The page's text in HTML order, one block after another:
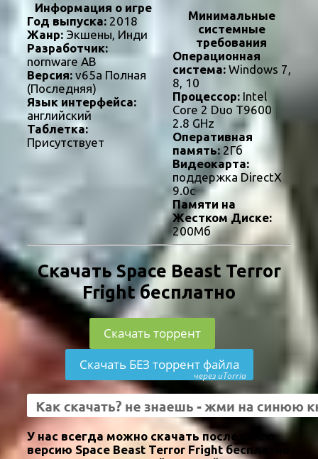
Информация о игре
Год выпуска: 2018
Жанр: Экшены, Инди
Разработчик:
nornware AB
Версия: v65a Полная
(Последняя)
Язык интерфейса:
английский
Таблетка:
Присутствует
Минимальные
системные
требования
Операционная
система:Windows 7,
8, 10
Процессор:Intel
Core 2 Duo T9600
2.8 GHz
Оперативная
память:2Гб
Видеокарта:
поддержка DirectX
9.0c
Памяти на
Жестком Диске:
200Мб
Скачать Space Beast Terror
Fright бесплатно
Скачать торрент
Скачать БЕЗ торрент файла
через uTorria
У нас всегда можно скачать последнюю
версию Space Beast Terror Fright бесплатно